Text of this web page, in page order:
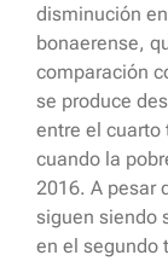
disminución
bonaerense,
comparación
se produce
entre el cuarto
cuando la
2016. A pesar
siguen siendo
en el segundo